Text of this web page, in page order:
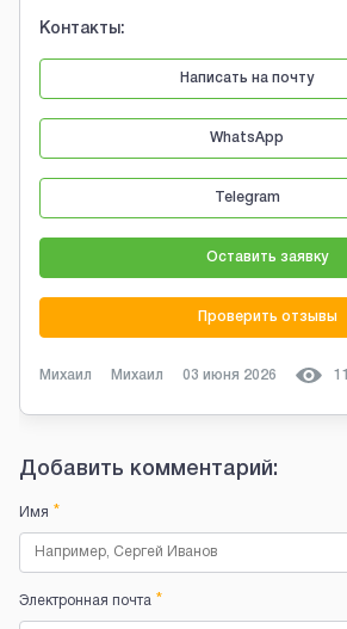
Контакты:
Написать на почту
WhatsApp
Telegram
Оставить заявку
Проверить отзывы
Михаил Михаил 03 июня 2026 11
Добавить комментарий:
Имя *
Электронная почта *